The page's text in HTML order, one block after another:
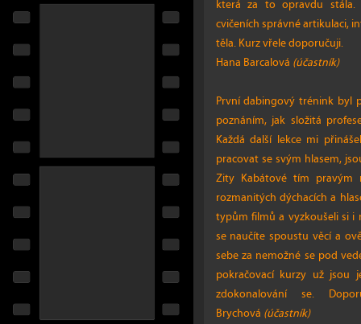
která za to opravdu stála.
cvičeních správné artikulaci,
těla. Kurz vřele doporučuji.
Hana Barcalová (účastník)
První dabingový trénink byl
poznáním, jak složitá
Každá další lekce mi
pracovat se svým hlasem,
Zity Kabátové tím pravým
rozmanitých dýchacích a
typům filmů a vyzkoušeli si i
se naučíte spoustu věcí a
sebe za nemožné se pod
pokračovací kurzy už jsou
zdokonalování se.
Brychová (účastník)